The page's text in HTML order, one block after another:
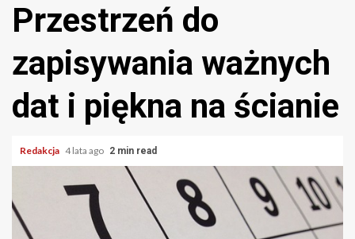
Przestrzeń do
zapisywania ważnych
dat i piękna na ścianie
Redakcja 4 lata ago 2 min read